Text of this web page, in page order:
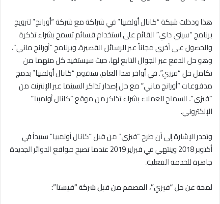
هذا ودخلت شبكة “كانال أولمبيا” في شراكة مع شركة “أورانج” لترويج
برنامج “سيني داي” القائم على استخدام قسائم تسمح بشراء تذكرة
والحصول على أخرى مجاناً عبر الرسائل القصيرة، وبرنامج “أورانج ماني”،
وهو حل الدفع عبر الجوال التابع لها، حيث سيستفيد كل منهما من
تكامل حل “فيزي”. في أواخر هذا العام، ستقوم “كانال أولمبيا” بدمج
مدفوعات “أورانج ماني” مع حل إصدار تذاكر السينما عبر الإنترنت من
“فيزي”، للسماح للعملاء بشراء تذاكر من موقع “كانال أولمبيا”
الإلكتروني.
وتجدر الإشارة إلى أن طرح “فيزي” من قبل “كانال أولمبيا” سيبدأ في
أكتوبر 2018 وينتهي في فبراير 2019 عندما تصبح مواقع الدوائر الجديدة
جاهزة للخدمة الفعلية.
لمحة عن حل “فيزي”، المصمم من قبل شركة “فيستا”: